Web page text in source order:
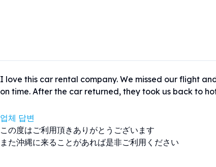
I love this car rental company. We missed our flight
on time. After the car returned, they took us back to
업체 답변
この度はご利用頂きありがとうございます
また沖縄に来ることがあれば是非ご利用ください